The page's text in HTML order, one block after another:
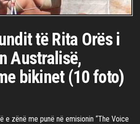
të Rita Orës i
Australisë,
bikinet (10 foto)
e zënë me punë në emisionin “The Voice